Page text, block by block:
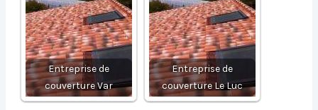
Entreprise de
couverture Var
Entreprise de
couverture Le Luc